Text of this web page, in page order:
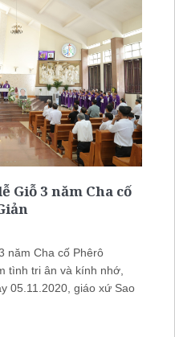
Giỗ 3 năm Cha cố
năm Cha cố Phêrô
tình tri ân và kính nhớ,
05.11.2020, giáo xứ Sao